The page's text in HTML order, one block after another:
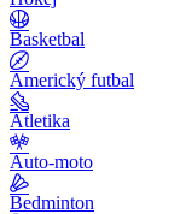
Basketbal
Americký futbal
Atletika
Auto-moto
Bedminton